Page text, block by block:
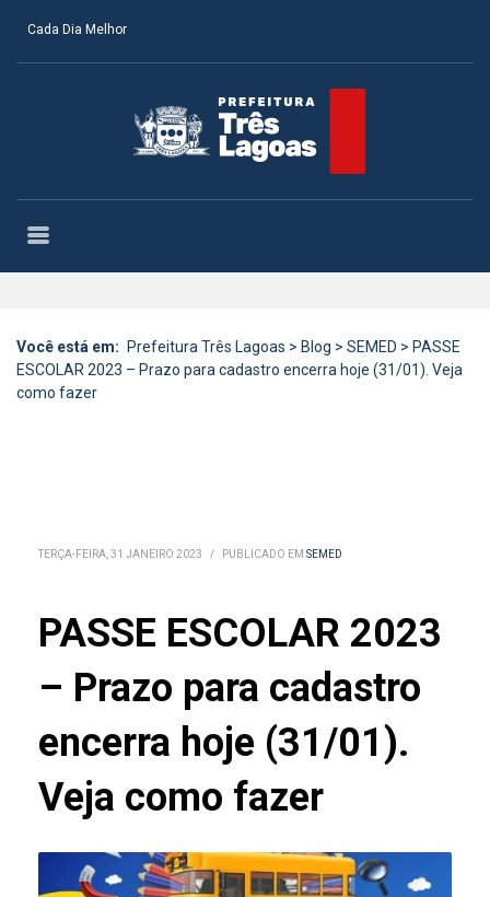
Cada Dia Melhor
Você está em: Prefeitura Três Lagoas > Blog > SEMED > PASSE
ESCOLAR 2023 – Prazo para cadastro encerra hoje (31/01). Veja
como fazer
TERÇA-FEIRA, 31 JANEIRO 2023 / PUBLICADO EM SEMED
PASSE ESCOLAR 2023
– Prazo para cadastro
encerra hoje (31/01).
Veja como fazer